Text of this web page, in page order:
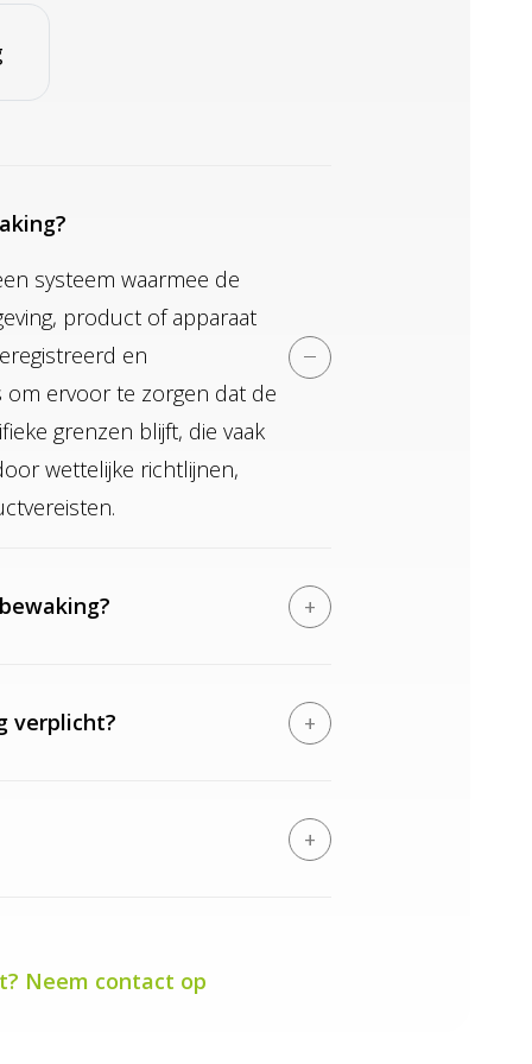
systeem waarmee de
product of apparaat
en
ervoor te zorgen dat de
grenzen blijft, die vaak
wettelijke richtlijnen,
+
verplicht? +
+
Neem contact op